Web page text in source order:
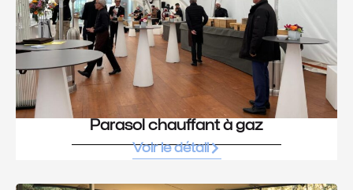
Parasol chauffant à gaz
Voir le détail